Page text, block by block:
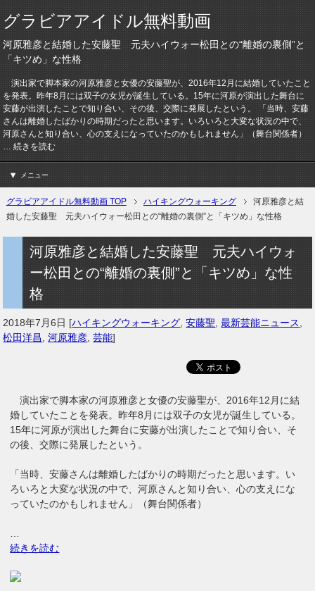
グラビアアイドル無料動画
河原雅彦と結婚した安藤聖 元夫ハイウォー松田との“離婚の裏側”と
「キツめ」な性格
演出家で脚本家の河原雅彦と女優の安藤聖が、2016年12月に結婚していたこと
を発表。昨年8月には双子の女児が誕生している。15年に河原が演出した舞台に
安藤が出演したことで知り合い、その後、交際に発展したという。 「当時、安藤
さんは離婚したばかりの時期だったと思います。いろいろと大変な状況の中で、
河原さんと知り合い、心の支えになっていたのかもしれません」（舞台関係者）
… 続きを読む
メニュー
グラビアアイドル無料動画 TOP ハイキングウォーキング
河原雅彦と結
婚した安藤聖 元夫ハイウォー松田との“離婚の裏側”と「キツめ」な性格
河原雅彦と結婚した安藤聖 元夫ハイウォ
ー松田との“離婚の裏側”と「キツめ」な性
格
2018年7月6日 [ハイキングウォーキング ,安藤聖 ,最新芸能ニュース
松田洋昌
,河原雅彦 ,芸能]
演出家で脚本家の河原雅彦と女優の安藤聖が、2016年12月に結
婚していたことを発表。昨年8月には双子の女児が誕生している。
15年に河原が演出した舞台に安藤が出演したことで知り合い、そ
の後、交際に発展したという。
「当時、安藤さんは離婚したばかりの時期だったと思います。い
ろいろと大変な状況の中で、河原さんと知り合い、心の支えにな
っていたのかもしれません」（舞台関係者）
続きを読む